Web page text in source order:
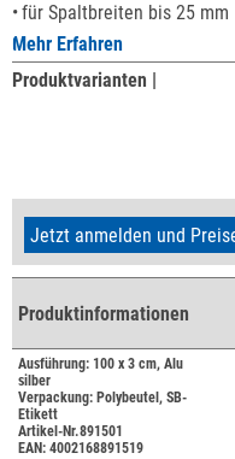
für Spaltbreiten bis 25 mm
Mehr Erfahren
Produktvarianten |
Jetzt anmelden und
Produktinformationen
Ausführung: 100 x 3 cm, Alu
silber
Verpackung: Polybeutel, SB-
Etikett
Artikel-Nr.891501
EAN: 4002168891519